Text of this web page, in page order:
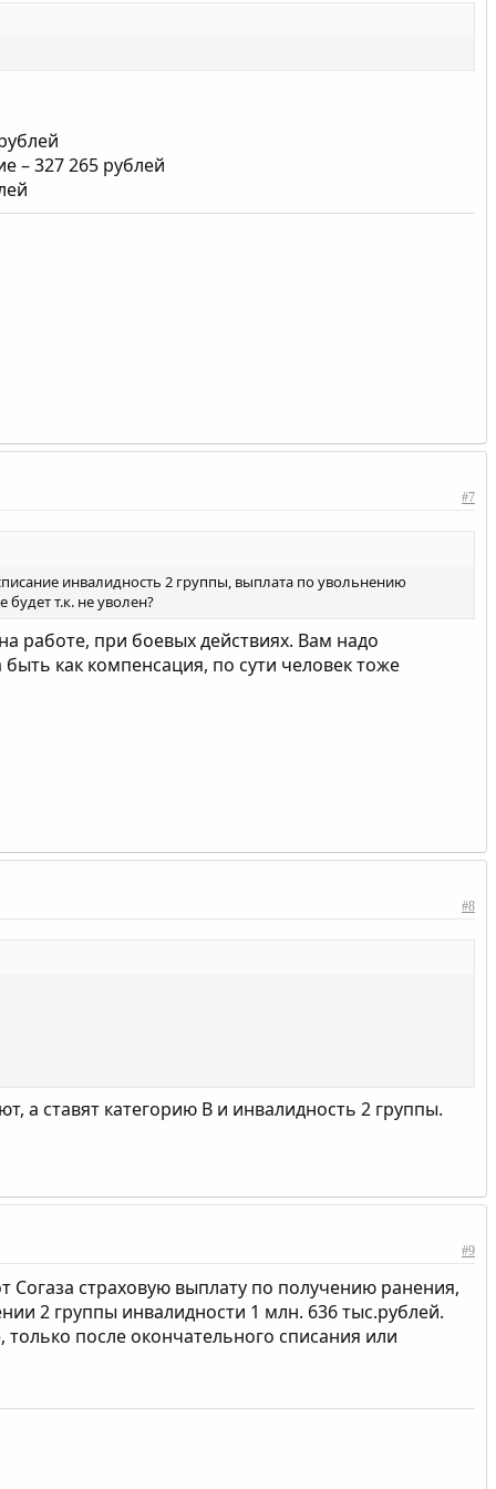
327 265 рублей
#7
инвалидность 2 группы, выплата по увольнению
т.к. не уволен?
работе, при боевых действиях. Вам надо
как компенсация, по сути человек тоже
#8
а ставят категорию В и инвалидность 2 группы.
#9
Согаза страховую выплату по получению ранения,
2 группы инвалидности 1 млн. 636 тыс.рублей.
после окончательного списания или